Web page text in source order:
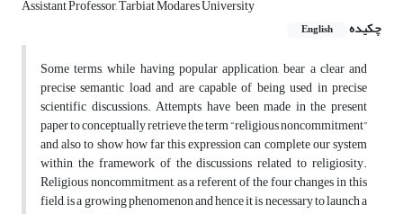
Assistant Professor, Tarbiat Modares University
چکیده
English
Some terms, while having popular application, bear a clear and
precise semantic load and are capable of being used in precise
scientific discussions. Attempts have been made in the present
paper to conceptually retrieve the term “religious noncommitment”
and also to show how far this expression can complete our system
within the framework of the discussions related to religiosity.
Religious noncommitment, as a referent of the four changes in this
field, is a growing phenomenon and hence it is necessary to launch a